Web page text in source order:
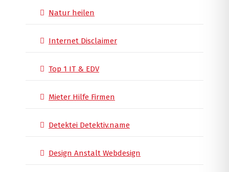
Natur heilen
Internet Disclaimer
Top 1 IT & EDV
Mieter Hilfe Firmen
Detektei Detektiv.name
Design Anstalt Webdesign